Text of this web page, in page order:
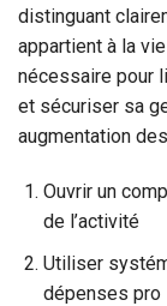
distinguant
appartient à la
nécessaire pour
et sécuriser sa
augmentation
Ouvrir un
de l’activité
Utiliser
dépenses pro